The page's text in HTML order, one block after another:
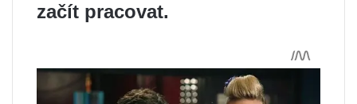
začít pracovat.